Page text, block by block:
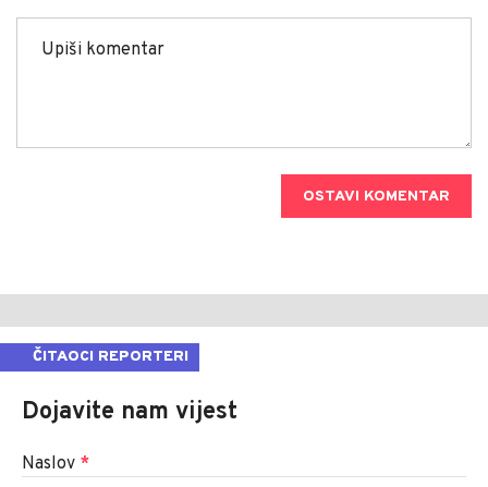
OSTAVI KOMENTAR
ČITAOCI REPORTERI
Dojavite nam vijest
Naslov *